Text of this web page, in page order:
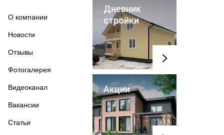
О компании
Новости
Отзывы
Фотогалерея
Видеоканал
Вакансии
Статьи
Дневник
стройки
Акции